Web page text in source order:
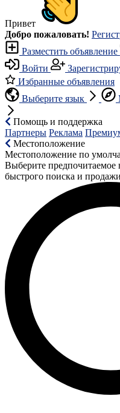
Привет
Добро пожаловать!
Разместить объявление
Войти
Избранные объявления
Выберите язык
Помощь и поддержка
Партнеры Реклама
Местоположение
Местоположение по
Выберите предпочитаемое
быстрого поиска и